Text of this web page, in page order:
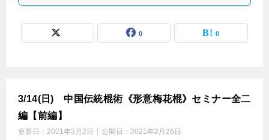
0 0
3/14(日) 中国伝統棍術《形意梅花棍》セミナー全二
編【前編】
更新日： 2021年3月2日 公開日： 2021年2月26日